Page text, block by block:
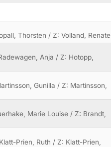
Thorsten / Z: Volland, Renate
Anja / Z: Hotopp,
Gunilla / Z: Martinsson,
Marie Louise / Z: Brandt,
Prien, Ruth / Z: Klatt-Prien,